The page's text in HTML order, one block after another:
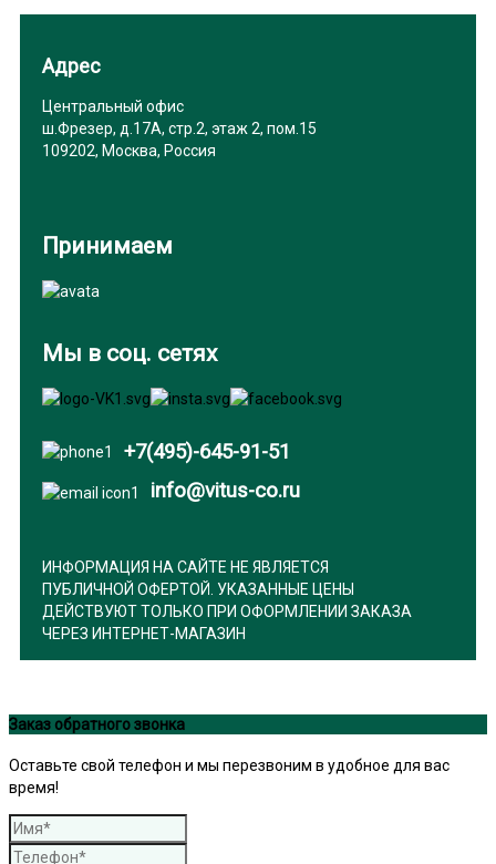
Адрес
Центральный офис
ш.Фрезер, д.17А, стр.2, этаж 2, пом.15
109202, Москва, Россия
Принимаем
Мы в соц. сетях
+7(495)-645-91-51
info@vitus-co.ru
ИНФОРМАЦИЯ НА САЙТЕ НЕ ЯВЛЯЕТСЯ
ПУБЛИЧНОЙ ОФЕРТОЙ. УКАЗАННЫЕ ЦЕНЫ
ДЕЙСТВУЮТ ТОЛЬКО ПРИ ОФОРМЛЕНИИ ЗАКАЗА
ЧЕРЕЗ ИНТЕРНЕТ-МАГАЗИН
Заказ обратного звонка
Оставьте свой телефон и мы перезвоним в удобное для вас
время!